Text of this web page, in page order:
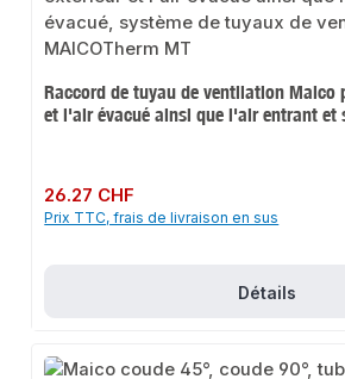
Raccord de tuyau de ventilation Maico
et l'air évacué ainsi que l'air entrant et
Prix régulier :
26.27 CHF
Prix TTC, frais de livraison en sus
Détails